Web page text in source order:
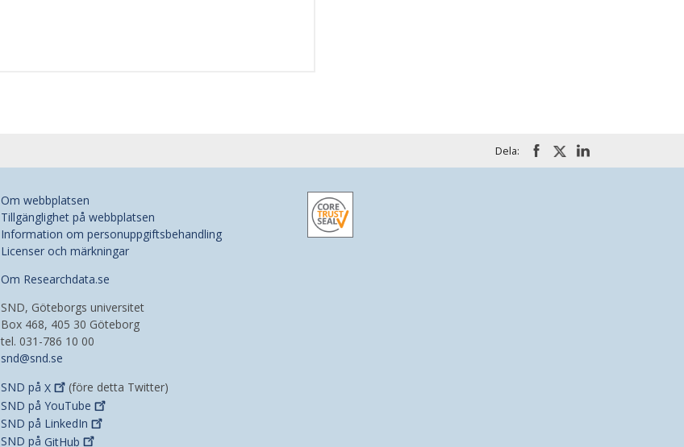
Dela:
Om webbplatsen
Tillgänglighet på webbplatsen
Information om personuppgiftsbehandling
Licenser och märkningar
Om Researchdata.se
SND, Göteborgs universitet
Box 468, 405 30 Göteborg
tel. 031-786 10 00
snd@snd.se
SND på X
(före detta Twitter)
SND på YouTube
SND på LinkedIn
SND på GitHub